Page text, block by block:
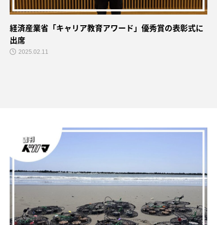
経済産業省「キャリア教育アワード」優秀賞の表彰式に
出席
2025.02.11